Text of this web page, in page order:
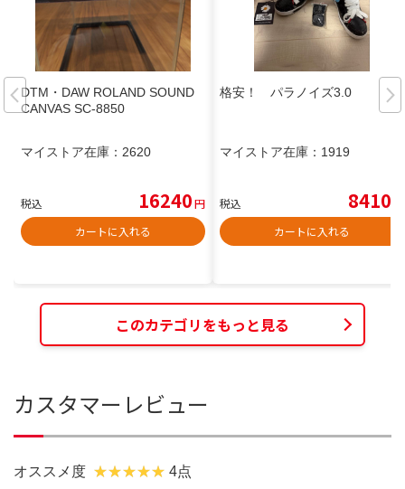
DTM・DAW ROLAND SOUND
CANVAS SC-8850
マイストア在庫： 2620
税込 16240円
カートに入れる
格安！ パラノイズ3.0
マイストア在庫： 1919
税込 8410
カートに入れる
このカテゴリをもっと見る
カスタマーレビュー
オススメ度 4点